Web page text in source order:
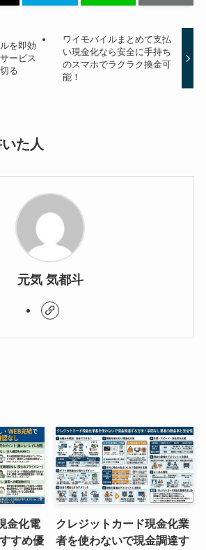
を即効
ービス
る
ワイモバイルまとめて支払
い現金化なら安全に手持ち
のスマホでラクラク換金可
能！
た人
元気 気都斗
金化電
すめ優
クレジットカード現金化業
者を使わないで現金調達す